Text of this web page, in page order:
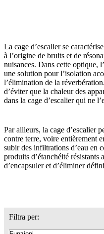
La cage d’escalier se
à l’origine de bruits et de
nuisances. Dans cette optique,
une solution pour l’isolation
l’élimination de la
d’éviter que la chaleur des
dans la cage d’escalier qui ne
Par ailleurs, la cage d’escalier
contre terre, voire entièrement
subir des infiltrations d’eau en
produits d’étanchéité résistants
d’encapsuler et d’éliminer
Filtra per: